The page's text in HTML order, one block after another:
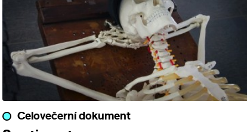
Celovečerní dokument